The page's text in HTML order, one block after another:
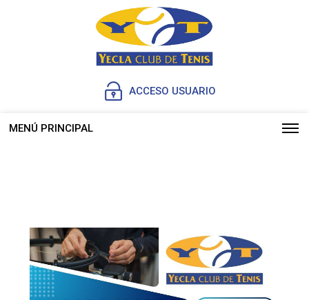
ACCESO USUARIO
MENÚ PRINCIPAL